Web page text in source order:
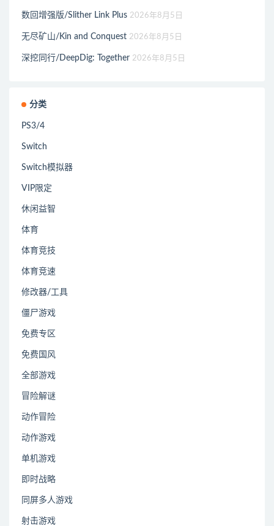
数回增强版/Slither Link Plus 2026年8月5日
无尽矿山/Kin and Conquest 2026年8月5日
深挖同行/DeepDig: Together 2026年8月5日
分类
PS3/4
Switch
Switch模拟器
VIP限定
休闲益智
体育
体育竞技
体育竞速
修改器/工具
僵尸游戏
免费专区
免费国风
全部游戏
冒险解谜
动作冒险
动作游戏
单机游戏
即时战略
同屏多人游戏
射击游戏